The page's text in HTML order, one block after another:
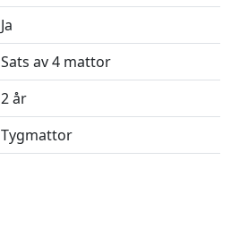
Ja
Sats av 4 mattor
2 år
Tygmattor